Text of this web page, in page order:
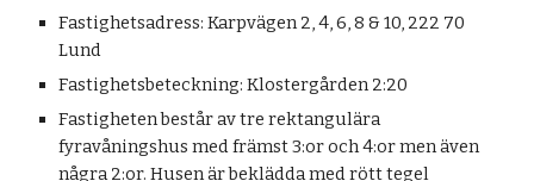
Fastighetsadress: Karpvägen 2, 4, 6, 8 & 10, 222 70
Lund
Fastighetsbeteckning: Klostergården 2:20
Fastigheten består av tre rektangulära
fyravåningshus med främst 3:or och 4:or men även
några 2:or. Husen är beklädda med rött tegel